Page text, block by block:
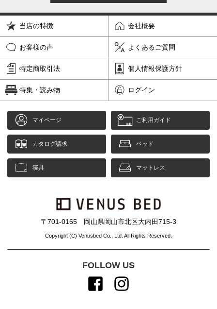
当店の特徴 会社概要
お客様の声 よくあるご質問
特定商取引法 個人情報保護方針
特集・読み物 ログイン
マイページ ご利用ガイド
カタログ請求 ベッド
寝具 マットレス
〒701-0165 岡山県岡山市北区大内田715-3
Copyright (C) Venusbed Co., Ltd. All Rights Reserved.
FOLLOW US